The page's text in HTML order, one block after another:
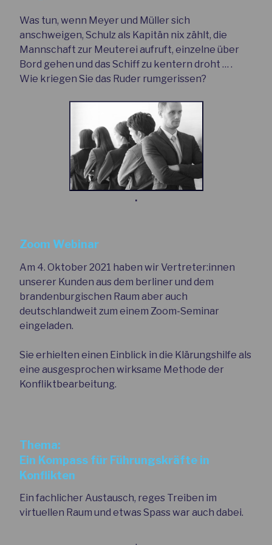
Was tun, wenn Meyer und Müller sich
anschweigen, Schulz als Kapitän nix zählt, die
Mannschaft zur Meuterei aufruft, einzelne über
Bord gehen und das Schiff zu kentern droht … .
Wie kriegen Sie das Ruder rumgerissen?
.
Zoom Webinar
Am 4. Oktober 2021 haben wir Vertreter:innen
unserer Kunden aus dem berliner und dem
brandenburgischen Raum aber auch
deutschlandweit zum einem Zoom-Seminar
eingeladen.
Sie erhielten einen Einblick in die Klärungshilfe als
eine ausgesprochen wirksame Methode der
Konfliktbearbeitung.
Thema:
Ein Kompass für Führungskräfte in
Konflikten
Ein fachlicher Austausch, reges Treiben im
virtuellen Raum und etwas Spass war auch dabei.
.